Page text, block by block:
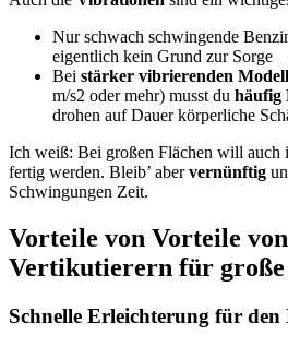
Nur schwach schwingende
eigentlich kein Grund zur Sorge
Bei stärker vibrierenden
m/s2 oder mehr) musst du häufig
drohen auf Dauer körperliche
Ich weiß: Bei großen Flächen will auch
fertig werden. Bleib’ abervernünftig
Schwingungen Zeit.
Vorteile von Vorteile
Vertikutierern für große
Schnelle Erleichterung für den